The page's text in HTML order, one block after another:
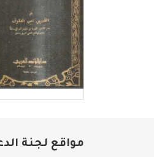
مواقع لجنة